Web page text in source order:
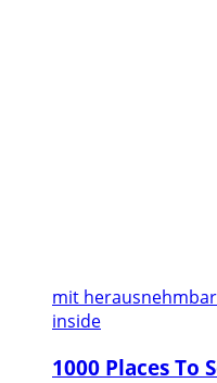
mit
inside
1000 Places To